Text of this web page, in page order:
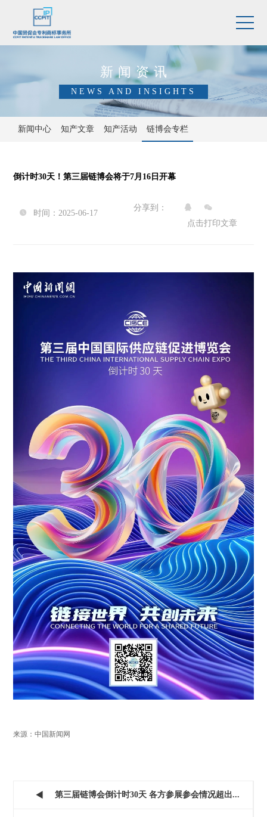
新闻资讯
NEWS AND INSIGHTS
新闻中心 知产文章 知产活动 链博会专栏
倒计时30天！第三届链博会将于7月16日开幕
 时间：2025-06-17
分享到：  
点击打印文章
来源：中国新闻网
 第三届链博会倒计时30天 各方参展参会情况超出...